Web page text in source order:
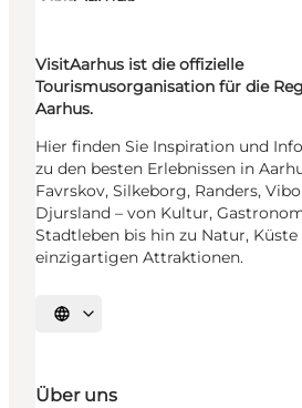
VisitAarhus ist die offizielle
Tourismusorganisation für die
Aarhus.
Hier finden Sie Inspiration und
zu den besten Erlebnissen in
Favrskov, Silkeborg, Randers,
Djursland – von Kultur,
Stadtleben bis hin zu Natur, Küste
einzigartigen Attraktionen.
Sprache auswählen
Über uns